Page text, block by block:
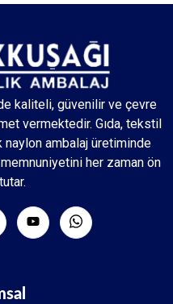
kaliteli, güvenilir ve çevre
vermektedir. Gıda, tekstil
ambalaj üretiminde
her zaman ön